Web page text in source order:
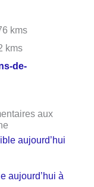
kms
kms
de-
aux
aujourd’hui
aujourd’hui à